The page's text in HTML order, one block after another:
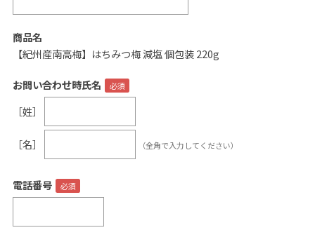
お問い合わせ
0120-12-2486
【営業時間】8:30～17:30
休業日：日曜・祝日／土曜は不定休
お問い合わせフォームはこちら
商品名
【紀州産南高梅】はちみつ梅 減塩 個包装 220g
お問い合わせ時氏名
［姓］
［名］ （全角で入力してください）
電話番号